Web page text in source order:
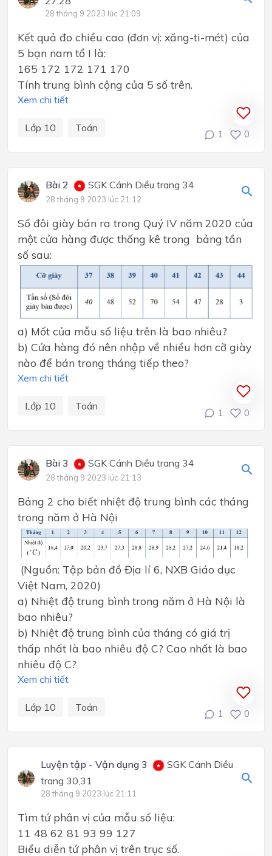
28 tháng 9 2023 lúc 21:09
Kết quả đo chiều cao (đơn vị: xăng-ti-mét) của
5 bạn nam tổ I là:
165 172 172 171 170
Tính trung bình cộng của 5 số trên.
Xem chi tiết
Lớp 10 Toán
1 0
Bài 2 SGK Cánh Diều trang 34
28 tháng 9 2023 lúc 21:12
Số đôi giày bán ra trong Quý IV năm 2020 của
một cửa hàng được thống kê trong bảng tần
số sau:
a) Mốt của mẫu số liệu trên là bao nhiêu?
b) Cửa hàng đó nên nhập về nhiều hơn cỡ giày
nào để bán trong tháng tiếp theo?
Xem chi tiết
Lớp 10 Toán
1 0
Bài 3 SGK Cánh Diều trang 34
28 tháng 9 2023 lúc 21:13
Bảng 2 cho biết nhiệt độ trung bình các tháng
trong năm ở Hà Nội
(Nguồn: Tập bản đồ Địa lí 6, NXB Giáo dục
Việt Nam, 2020)
a) Nhiệt độ trung bình trong năm ở Hà Nội là
bao nhiêu?
b) Nhiệt độ trung bình của tháng có giá trị
thấp nhất là bao nhiêu độ C? Cao nhất là bao
nhiêu độ C?
Xem chi tiết
Lớp 10 Toán
1 0
Luyện tập - Vận dụng 3
SGK Cánh Diều
trang 30,31
28 tháng 9 2023 lúc 21:11
Tìm tứ phân vị của mẫu số liệu:
11 48 62 81 93 99 127
Biểu diễn tứ phân vị trên trục số.